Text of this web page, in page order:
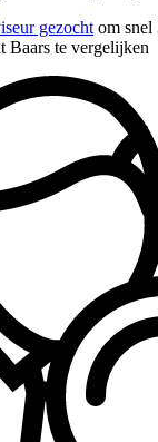
gezocht om snel
Baars te vergelijken